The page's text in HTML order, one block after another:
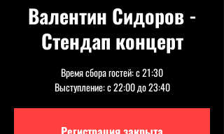
Валентин Сидоров -
Стендап концерт
Время сбора гостей: с 21:30
Выступление: с 22:00 до 23:40